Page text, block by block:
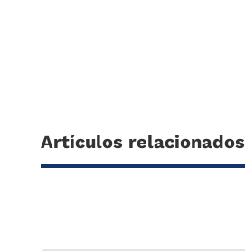
Artículos relacionados